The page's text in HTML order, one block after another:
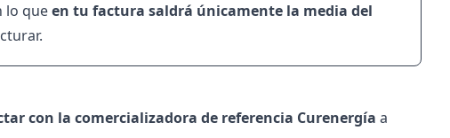
lo queen tu factura saldrá únicamente la media del
con la comercializadora de referencia Curenergía a